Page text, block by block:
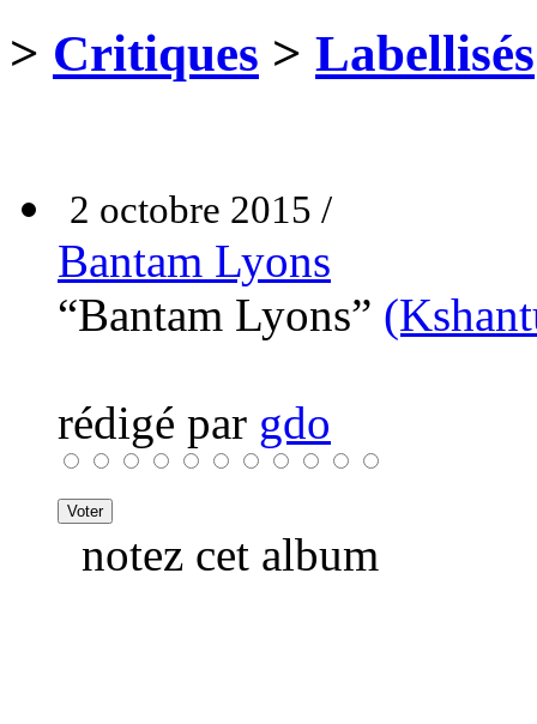
> Critiques > Labellisés
2 octobre 2015 /
Bantam Lyons
“Bantam Lyons”
rédigé par gdo
notez cet album